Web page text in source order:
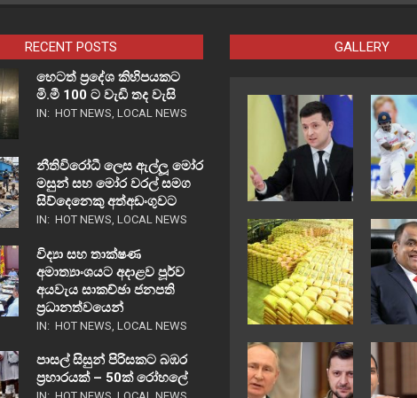
RECENT POSTS
හෙටත් ප්‍රදේශ කිහිපයකට
මි.මී 100 ට වැඩි තද වැසි
IN: HOT NEWS, LOCAL NEWS
නීතිවිරෝධී ලෙස ඇල්ලූ මෝර
මසුන් සහ මෝර වරල් සමග
සිව්දෙනෙකු අත්අඩංගුවට
IN: HOT NEWS, LOCAL NEWS
විද්‍යා සහ තාක්ෂණ
අමාත්‍යාංශයට අදාළව පූර්ව
අයවැය සාකච්ඡා ජනපති
ප්‍රධානත්වයෙන්
IN: HOT NEWS, LOCAL NEWS
පාසල් සිසුන් පිරිසකට බඹර
ප්‍රහාරයක් – 50ක් රෝහලේ
GALLERY